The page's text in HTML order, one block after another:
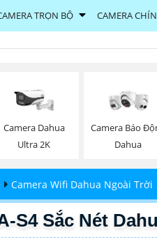
TRỌN BỘ CAMERA
Camera Dahua
Ultra 2K
Camera Báo
Dahua
Camera Wifi Dahua Ngoài Trời
S4 Sắc Nét